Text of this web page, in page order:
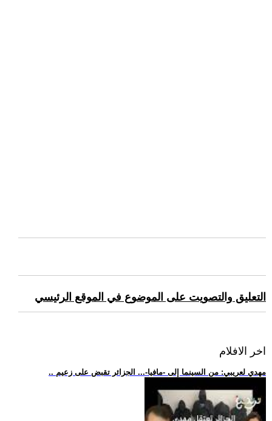
التعليق والتصويت على الموضوع في الموقع الرئيسي
اخر الافلام
.. مهدي لعريبي: من السينما إلى -مافيا-... الجزائر تقبض على زعيم